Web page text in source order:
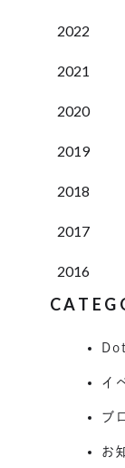
2022
2021
2020
2019
2018
2017
2016
イ
ブ
お